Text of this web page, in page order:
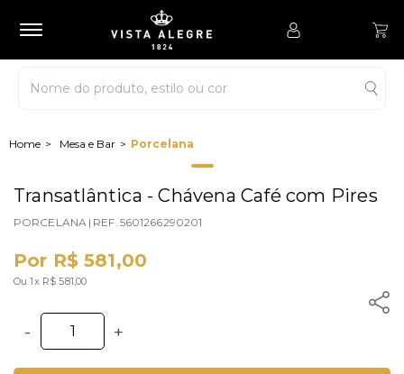
Mesa e Bar Porcelana
Transatlântica - Chávena Café com Pires
PORCELANA | REF. 5601266290201
Por R$ 581,00
Ou 1x R$ 581,00
- +